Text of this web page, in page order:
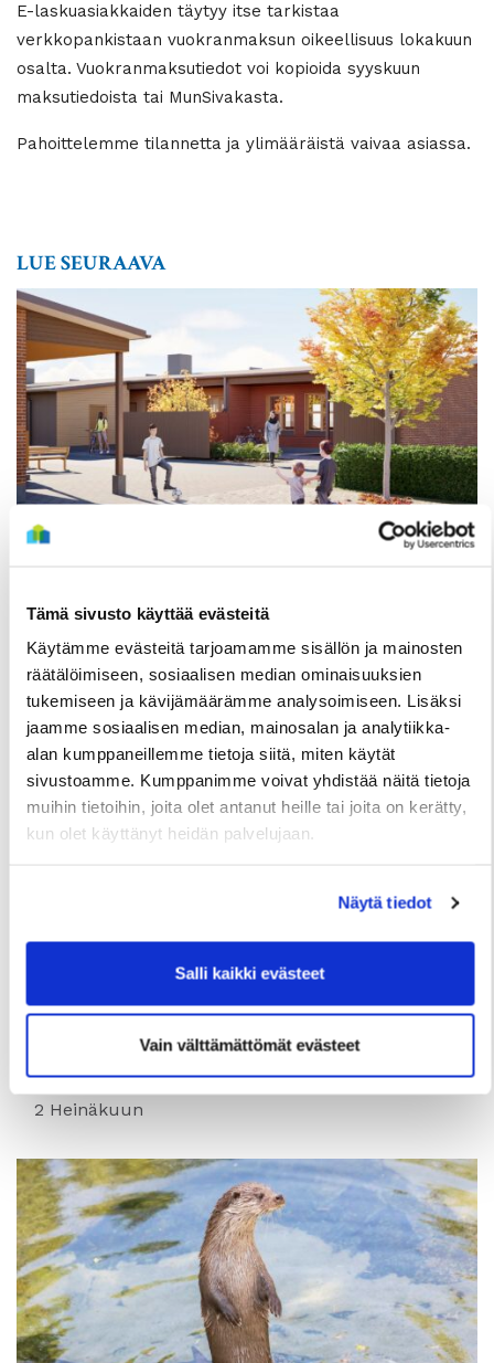
Tämä sivusto käyttää evästeitä
Käytämme evästeitä tarjoamamme sisällön ja mainosten
räätälöimiseen, sosiaalisen median ominaisuuksien
tukemiseen ja kävijämäärämme analysoimiseen. Lisäksi
jaamme sosiaalisen median, mainosalan ja analytiikka-
alan kumppaneillemme tietoja siitä, miten käytät
sivustoamme. Kumppanimme voivat yhdistää näitä tietoja
muihin tietoihin, joita olet antanut heille tai joita on kerätty,
kun olet käyttänyt heidän palvelujaan.
Näytä tiedot
Salli kaikki evästeet
Vain välttämättömät evästeet
E-laskuasiakkaiden täytyy itse tarkistaa
verkkopankistaan vuokranmaksun oikeellisuus lokakuun
osalta. Vuokranmaksutiedot voi kopioida syyskuun
maksutiedoista tai MunSivakasta.
Pahoittelemme tilannetta ja ylimääräistä vaivaa asiassa.
LUE SEURAAVA
TIEDOTTEET
rivitaloasuntoja – Haku on nyt käynnissä
3 Elokuun
Useita uudis- ja peruskorjauskohteita
valmistumassa loppuvuonna, hakuajat alkavat
2 Heinäkuun